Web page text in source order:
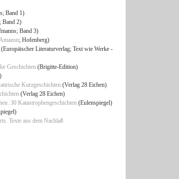
Band 1)
Band 2)
Band 3)
; Hofenberg)
(Europäischer Literaturverlag; Text wie Werke -
Geschichten (Brigitte-Edition)
Kurzgeschichten (Verlag 28 Eichen)
(Verlag 28 Eichen)
30 Katastrophengeschichten (Eulenspiegel)
Texte aus dem Nachlaß